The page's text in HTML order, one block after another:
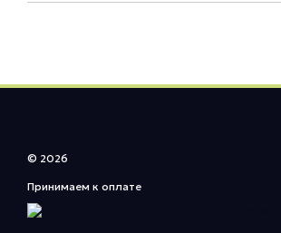
© 2026
Принимаем к оплате